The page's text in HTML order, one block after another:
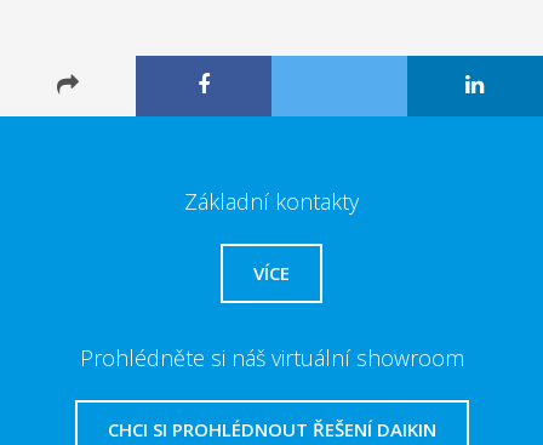
Základní kontakty
VÍCE
Prohlédněte si náš virtuální showroom
CHCI SI PROHLÉDNOUT ŘEŠENÍ DAIKIN